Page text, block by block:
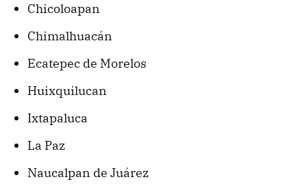
Chicoloapan
Chimalhuacán
Ecatepec de Morelos
Huixquilucan
Ixtapaluca
La Paz
Naucalpan de Juárez